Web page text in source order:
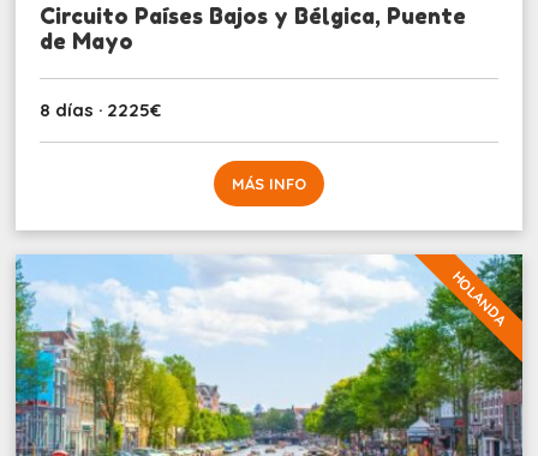
Circuito Países Bajos y Bélgica, Puente
de Mayo
8 días · 2225€
MÁS INFO
HOLANDA